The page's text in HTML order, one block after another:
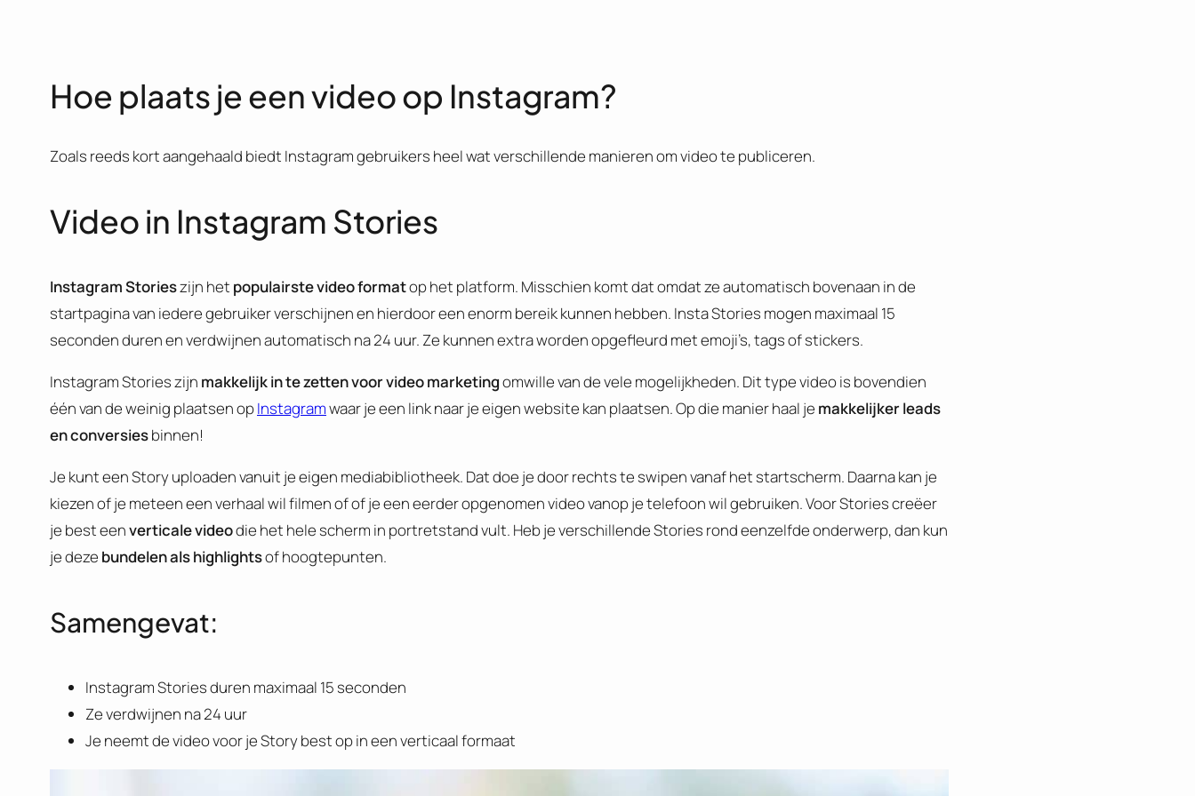
Hoe plaats je een video op Instagram?
Zoals reeds kort aangehaald biedt Instagram gebruikers heel wat verschillende manieren om video te publiceren.
Video in Instagram Stories
Instagram Storieszijn het populairste video formatop het platform. Misschien komt dat omdat ze automatisch bovenaan in de
startpagina van iedere gebruiker verschijnen en hierdoor een enorm bereik kunnen hebben. Insta Stories mogen maximaal 15
seconden duren en verdwijnen automatisch na 24 uur. Ze kunnen extra worden opgefleurd met emoji’s, tags of stickers.
Instagram Stories zijn makkelijk in te zetten voor video marketingomwille van de vele mogelijkheden. Dit type video is bovendien
één van de weinig plaatsen opInstagramwaar je een link naar je eigen website kan plaatsen. Op die manier haal je makkelijker leads
en conversiesbinnen!
Je kunt een Story uploaden vanuit je eigen mediabibliotheek. Dat doe je door rechts te swipen vanaf het startscherm. Daarna kan je
kiezen of je meteen een verhaal wil filmen of of je een eerder opgenomen video vanop je telefoon wil gebruiken. Voor Stories creëer
je best eenverticale videodie het hele scherm in portretstand vult. Heb je verschillende Stories rond eenzelfde onderwerp, dan kun
je deze bundelen als highlightsof hoogtepunten.
Samengevat:
Instagram Stories duren maximaal 15 seconden
Ze verdwijnen na 24 uur
Je neemt de video voor je Story best op in een verticaal formaat